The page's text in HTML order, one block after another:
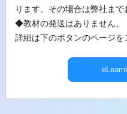
ります、その場合は弊社まで
◆教材の発送はありません。
詳細は下のボタンのページを